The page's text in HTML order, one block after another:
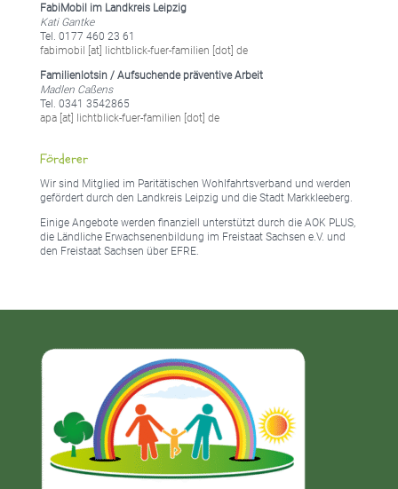
FabiMobil im Landkreis Leipzig
Kati Gantke
Tel. 0177 460 23 61
fabimobil [at] lichtblick-fuer-familien [dot] de
Familienlotsin / Aufsuchende präventive Arbeit
Madlen Caßens
Tel. 0341 3542865
apa [at] lichtblick-fuer-familien [dot] de
Förderer
Wir sind Mitglied im Paritätischen Wohlfahrtsverband und werden
gefördert durch den Landkreis Leipzig und die Stadt Markkleeberg.
Einige Angebote werden finanziell unterstützt durch die AOK PLUS,
die Ländliche Erwachsenenbildung im Freistaat Sachsen e.V. und
den Freistaat Sachsen über EFRE.